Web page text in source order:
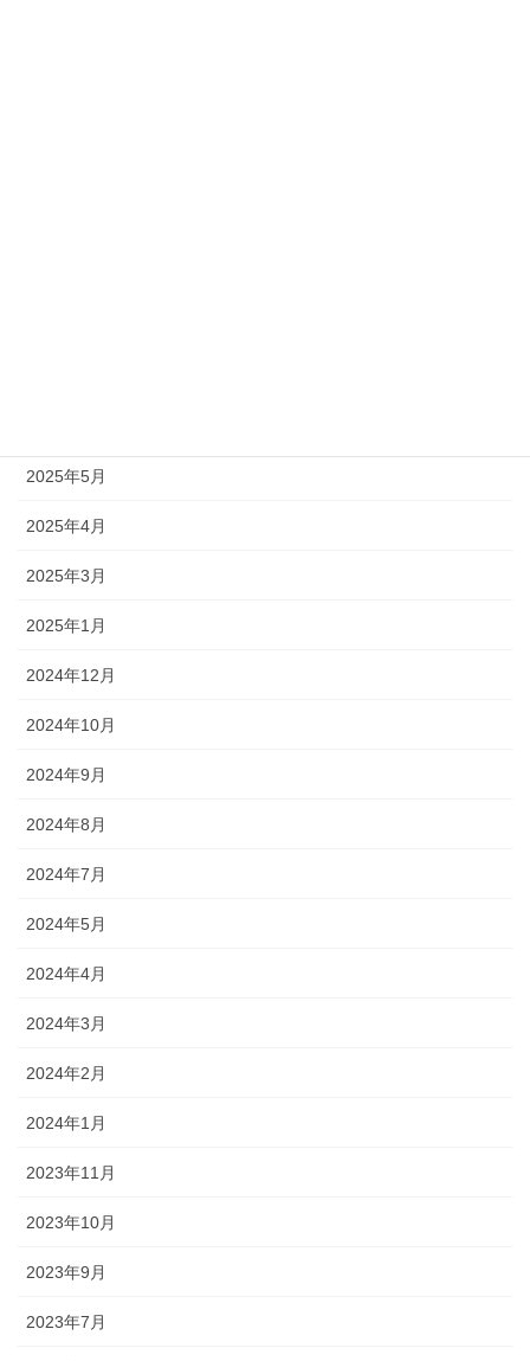
2025年5月
2025年4月
2025年3月
2025年1月
2024年12月
2024年10月
2024年9月
2024年8月
2024年7月
2024年5月
2024年4月
2024年3月
2024年2月
2024年1月
2023年11月
2023年10月
2023年9月
2023年7月